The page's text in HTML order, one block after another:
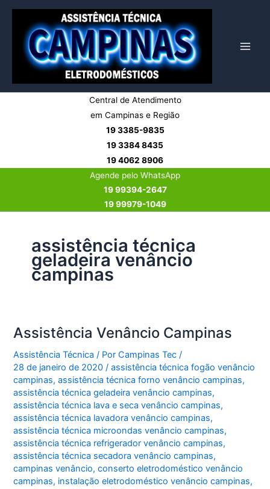
conteúdo
Central de Atendimento
em Campinas e Região
19 3385-9835
19 3384 8435
19 4062 8906
Agende pelo WhatsApp
19 99394-2647
19 99979-1049
assistência técnica
geladeira venâncio
campinas
Assistência Venâncio Campinas
Assistência Técnica / PorCampinas Tec/
28 de janeiro de 2020 /assistência técnica fogão venâncio
campinas,assistência técnica forno venâncio campinas,
assistência técnica geladeira venâncio campinas,
assistência técnica lava e seca venâncio campinas,
assistência técnica lavadora venâncio campinas,
assistência técnica microondas venâncio campinas,
assistência técnica refrigerador venâncio campinas,
assistência técnica secadora venâncio campinas,
campinas venâncio,conserto eletrodoméstico venâncio
campinas, instalação eletrodoméstico venâncio campinas,